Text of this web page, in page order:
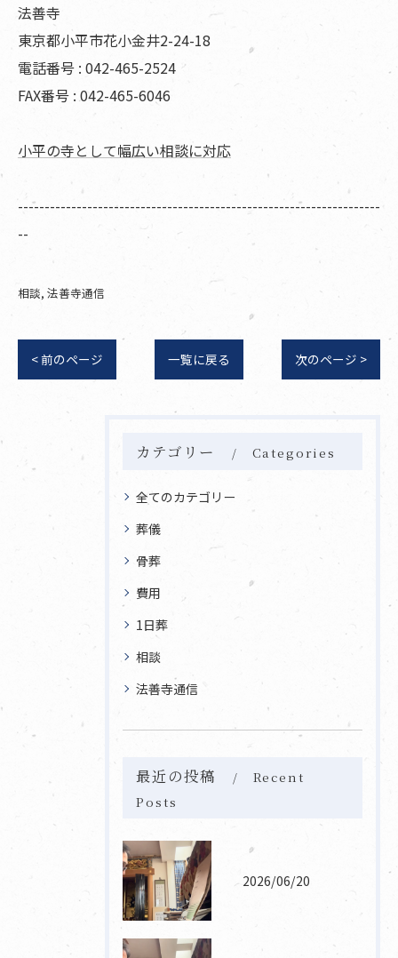
法善寺
東京都小平市花小金井2-24-18
電話番号 : 042-465-2524
FAX番号 : 042-465-6046
小平の寺として幅広い相談に対応
--------------------------------------------------------------------
--
相談 法善寺通信
< 前のページ 一覧に戻る 次のページ >
カテゴリー Categories
全てのカテゴリー
葬儀
骨葬
費用
1日葬
相談
法善寺通信
最近の投稿
Recent
Posts
2026/06/20